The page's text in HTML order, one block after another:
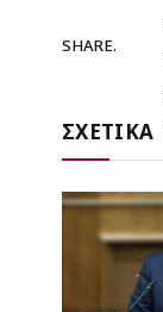
SHARE.
ΣΧΕΤΙΚΑ